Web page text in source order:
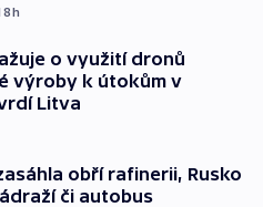
8h
o využití dronů
výroby k útokům v
Litva
obří rafinerii, Rusko
či autobus